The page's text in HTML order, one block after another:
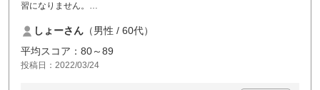
習になりません。
しょーさん （男性 / 60代）
平均スコア：80～89
投稿日：2022/03/24